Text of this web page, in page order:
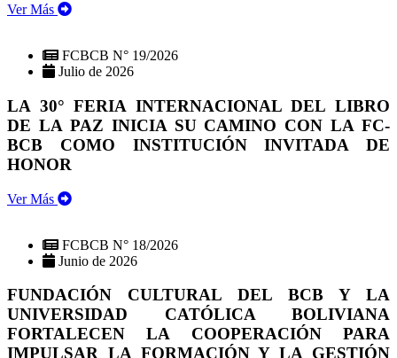
Ver Más
FCBCB N° 19/2026
Julio de 2026
LA 30° FERIA INTERNACIONAL DEL LIBRO
DE LA PAZ INICIA SU CAMINO CON LA FC-
BCB COMO INSTITUCIÓN INVITADA DE
HONOR
Ver Más
FCBCB N° 18/2026
Junio de 2026
FUNDACIÓN CULTURAL DEL BCB Y LA
UNIVERSIDAD CATÓLICA BOLIVIANA
FORTALECEN LA COOPERACIÓN PARA
IMPULSAR LA FORMACIÓN Y LA GESTIÓN